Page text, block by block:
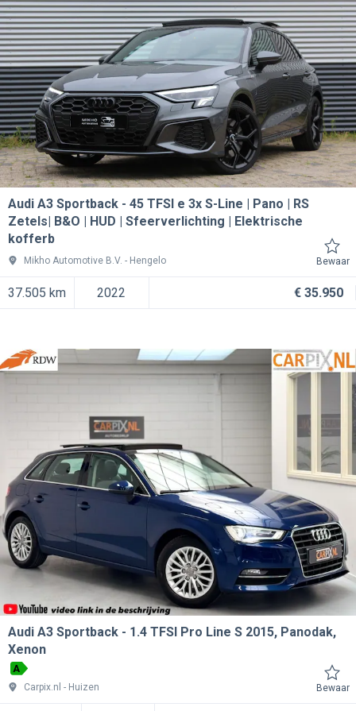
Audi A3 Sportback
45 TFSI e 3x S-Line | Pano | RS
Zetels| B&O | HUD | Sfeerverlichting | Elektrische
kofferb
Mikho Automotive B.V. Hengelo Bewaar
37.505 km 2022 € 35.950
Audi A3 Sportback
1.4 TFSI Pro Line S 2015, Panodak,
Xenon
A
Carpix.nl
Huizen Bewaar